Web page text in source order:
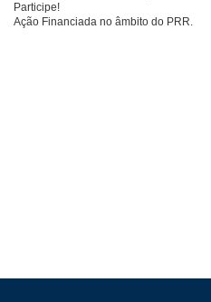
Participe!
Ação Financiada no âmbito do PRR.